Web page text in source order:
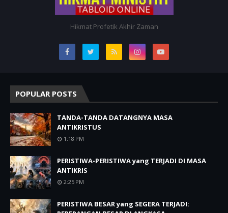
Hikmat Profetik Akhir Zaman
POPULAR POSTS
TANDA-TANDA DATANGNYA MASA
ANTIKRISTUS
1:18 PM
PERISTIWA-PERISTIWA yang TERJADI DI MASA
ANTIKRIS
2:25 PM
PERISTIWA BESAR yang SEGERA TERJADI: